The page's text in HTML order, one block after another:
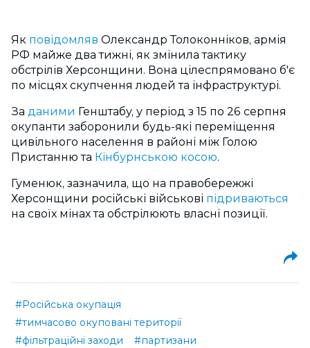
Як повідомляв Олександр Толоконніков, армія
РФ майже два тижні, як змінила тактику
обстрілів Херсонщини. Вона цілеспрямовано б'є
по місцях скупчення людей та інфраструктурі.
За даними Генштабу, у період з 15 по 26 серпня
окупанти заборонили будь-які переміщення
цивільного населення в районі між Голою
Пристанню та Кінбурнською косою.
Гуменюк, зазначила, що на правобережжі
Херсонщини російські військові підриваються
на своїх мінах та обстрілюють власні позиції.
#Російська окупація
#тимчасово окуповані території
#фільтраційні заходи
#партизани